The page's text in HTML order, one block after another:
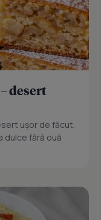
desert
ușor de făcut,
dulce fără ouă